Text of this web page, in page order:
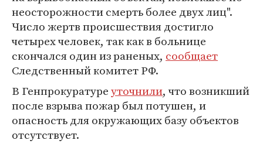
неосторожности смерть более двух лиц".
Число жертв происшествия достигло
четырех человек, так как в больнице
скончался один из раненых, сообщает
Следственный комитет РФ.
В Генпрокуратуреуточнили, что возникший
после взрыва пожар был потушен, и
опасность для окружающих базу объектов
отсутствует.